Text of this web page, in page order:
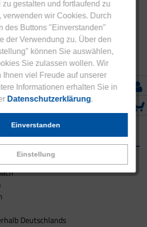
zu gestalten und fortlaufend zu
verwenden wir Cookies. Durch
des Buttons "Einverstanden"
der Verwendung zu. Über den
können Sie auswählen,
Sie zulassen wollen. Wir
Ihnen viel Freude auf unserer
Informationen erhalten Sie in
Datenschutzerklärung.
Einstellung
Einverstanden
Deutschlands